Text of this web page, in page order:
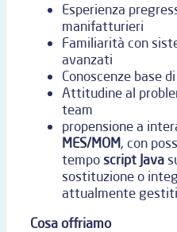
Esperienza
manifatturieri
Familiarità con
avanzati
Conoscenze base di
Attitudine al
team
propensione a
MES/MOM, con
temposcript Java
sostituzione o
attualmente
Cosa offriamo